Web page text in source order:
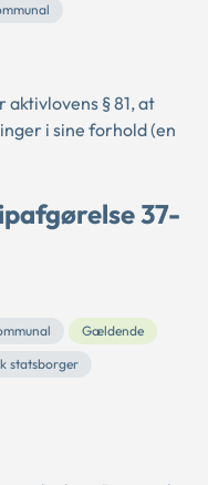
§ 81, at
i sine forhold (en
37-
Gældende
statsborger